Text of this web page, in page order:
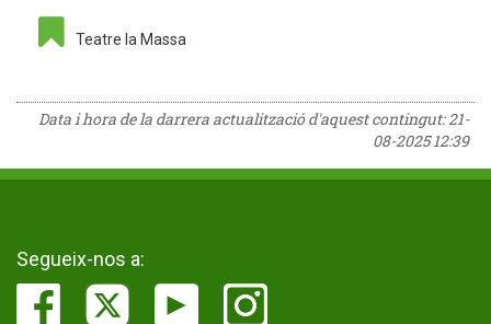
Teatre la Massa
Data i hora de la darrera actualització d'aquest contingut:21-
08-2025 12:39
Segueix-nos a: